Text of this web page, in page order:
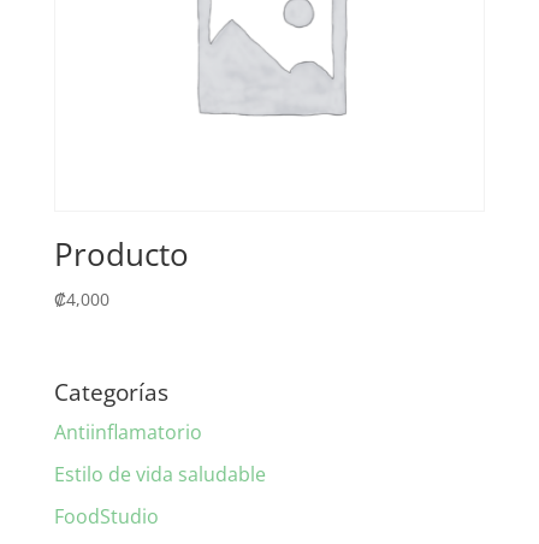
Producto
₡4,000
Categorías
Antiinflamatorio
Estilo de vida saludable
FoodStudio